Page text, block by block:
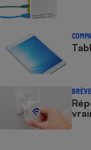
BRÈVE